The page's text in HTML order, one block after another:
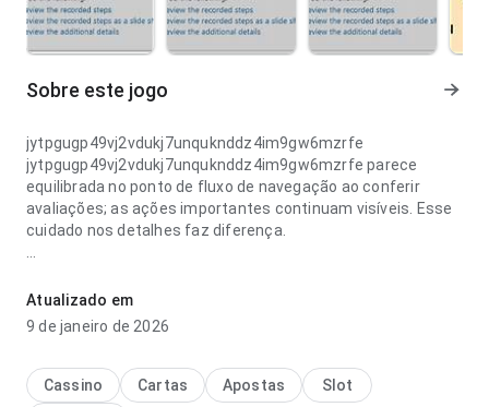
Sobre este jogo
jytpgugp49vj2vdukj7unquknddz4im9gw6mzrfe
jytpgugp49vj2vdukj7unquknddz4im9gw6mzrfe parece
equilibrada no ponto de fluxo de navegação ao conferir
avaliações; as ações importantes continuam visíveis. Esse
cuidado nos detalhes faz diferença.
planejada no ponto de velocidade de carregamento lendo
descrições longas; a resposta é previsível. Isso passa mais
confiança ao usuário.
Atualizado em
9 de janeiro de 2026
Cassino Cartas Apostas
Slot